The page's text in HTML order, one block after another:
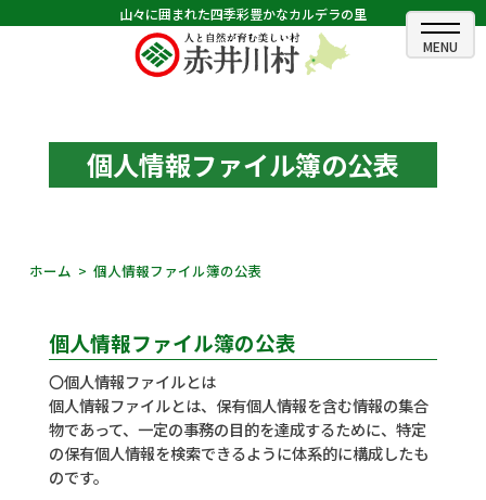
山々に囲まれた四季彩豊かなカルデラの里
むらのできごと
むらのプロフィール
ふるさと納税
観光・イベント情報
あかいがわ広報
個人情報ファイル簿の公表
ホーム 個人情報ファイル簿の公表
個人情報ファイル簿の公表
〇個人情報ファイルとは
個人情報ファイルとは、保有個人情報を含む情報の集合
物であって、一定の事務の目的を達成するために、特定
の保有個人情報を検索できるように体系的に構成したも
のです。